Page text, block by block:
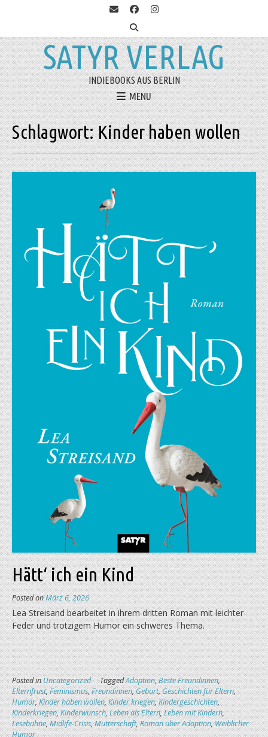
SATYR VERLAG
INDIEBOOKS AUS BERLIN
MENU
Schlagwort:Kinder haben wollen
Hätt‘ ich ein Kind
Posted onMärz 6, 2026
Lea Streisand bearbeitet in ihrem dritten Roman mit leichter
Feder und trotzigem Humor ein schweres Thema.
Posted inUncategorized TaggedAdoption,Beste Freundinnen,
Elternfrust,Feminismus,Freundinnen,Geburt,Geschichten für Eltern,
Humor,Kinder haben wollen,Kinder kriegen,Kindergeschichten,
Kinderkriegen,Kinderwunsch,Leben als Eltern,Leben mit Kindern,
Lesebühne,Midlife-Crisis,Mutterschaft,Roman über Adoption,Weiblicher
Humor